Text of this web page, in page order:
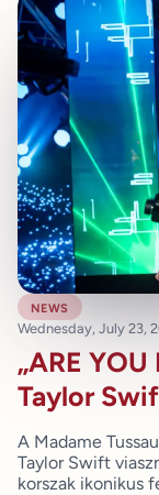
news
Wednesday, July 23,
„ARE YOU
Taylor
A Madame
Taylor Swift
korszak ikonikus